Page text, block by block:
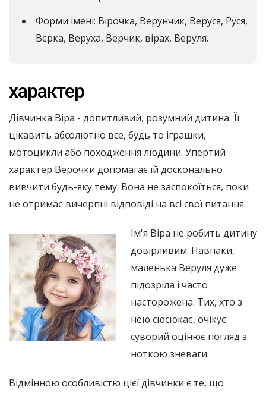
Форми імені: Вірочка, Верунчик, Веруся, Руся,
Вєрка, Веруха, Верчик, вірах, Веруля.
характер
Дівчинка Віра - допитливий, розумний дитина. Її
цікавить абсолютно все, будь то іграшки,
мотоцикли або походження людини. Упертий
характер Верочки допомагає їй досконально
вивчити будь-яку тему. Вона не заспокоїться, поки
не отримає вичерпні відповіді на всі свої питання.
Ім'я Віра не робить дитину
довірливим. Навпаки,
маленька Веруля дуже
підозріла і часто
насторожена. Тих, хто з
нею сюсюкає, очікує
суворий оцінює погляд з
ноткою зневаги.
Відмінною особливістю цієї дівчинки є те, що